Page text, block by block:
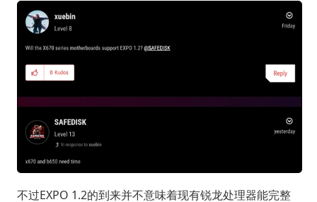
不过EXPO 1.2的到来并不意味着现有锐龙处理器能完整